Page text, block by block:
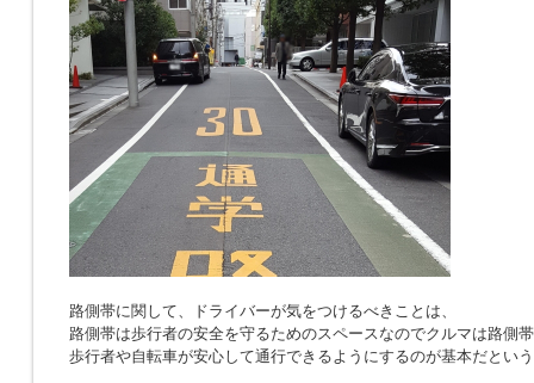
路側帯に関して、ドライバーが気をつけるべきことは、
路側帯は歩行者の安全を守るためのスペースなのでクルマは路側
歩行者や自転車が安心して通行できるようにするのが基本だとい